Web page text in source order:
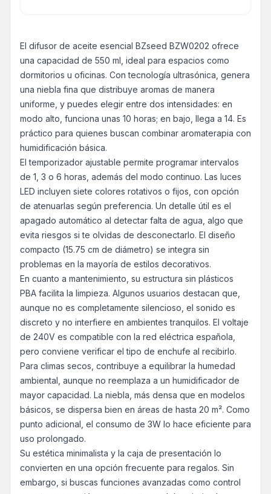
El difusor de aceite esencial BZseed BZW0202 ofrece
una capacidad de 550 ml, ideal para espacios como
dormitorios u oficinas. Con tecnología ultrasónica, genera
una niebla fina que distribuye aromas de manera
uniforme, y puedes elegir entre dos intensidades: en
modo alto, funciona unas 10 horas; en bajo, llega a 14. Es
práctico para quienes buscan combinar aromaterapia con
humidificación básica.
El temporizador ajustable permite programar intervalos
de 1, 3 o 6 horas, además del modo continuo. Las luces
LED incluyen siete colores rotativos o fijos, con opción
de atenuarlas según preferencia. Un detalle útil es el
apagado automático al detectar falta de agua, algo que
evita riesgos si te olvidas de desconectarlo. El diseño
compacto (15.75 cm de diámetro) se integra sin
problemas en la mayoría de estilos decorativos.
En cuanto a mantenimiento, su estructura sin plásticos
PBA facilita la limpieza. Algunos usuarios destacan que,
aunque no es completamente silencioso, el sonido es
discreto y no interfiere en ambientes tranquilos. El voltaje
de 240V es compatible con la red eléctrica española,
pero conviene verificar el tipo de enchufe al recibirlo.
Para climas secos, contribuye a equilibrar la humedad
ambiental, aunque no reemplaza a un humidificador de
mayor capacidad. La niebla, más densa que en modelos
básicos, se dispersa bien en áreas de hasta 20 m². Como
punto adicional, el consumo de 3W lo hace eficiente para
uso prolongado.
Su estética minimalista y la caja de presentación lo
convierten en una opción frecuente para regalos. Sin
embargo, si buscas funciones avanzadas como control